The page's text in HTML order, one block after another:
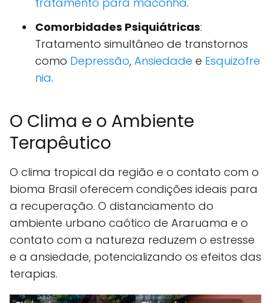
Comorbidades Psiquiátricas:
Tratamento simultâneo de transtornos
como Depressão, Ansiedade e Esquizofre
nia.
O Clima e o Ambiente
Terapêutico
O clima tropical da região e o contato com o
bioma Brasil oferecem condições ideais para
a recuperação. O distanciamento do
ambiente urbano caótico de Araruama e o
contato com a natureza reduzem o estresse
e a ansiedade, potencializando os efeitos das
terapias.